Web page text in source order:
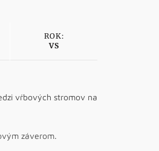
ROK:
VS
vŕbových stromov na
záverom.